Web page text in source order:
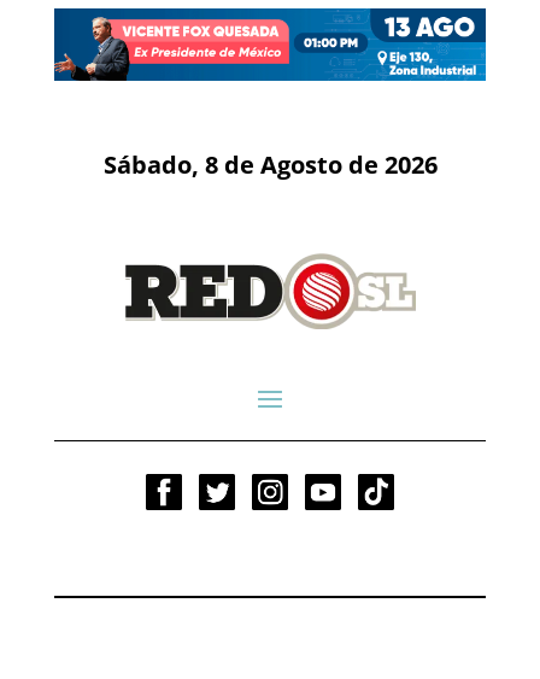
Sábado, 8 de Agosto de 2026